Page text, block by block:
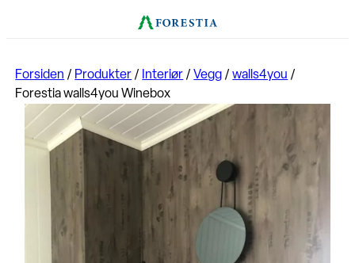
Forsiden / Produkter / Interiør / Vegg /walls4you /
Forestia walls4you Winebox